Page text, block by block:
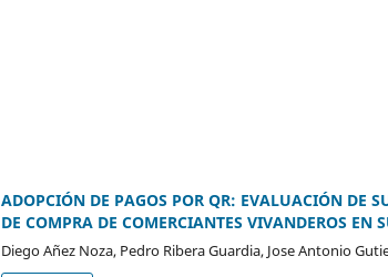
ADOPCIÓN DE PAGOS POR QR: EVALUACIÓN DE
DE COMPRA DE COMERCIANTES VIVANDEROS EN
Diego Añez Noza, Pedro Ribera Guardia, Jose Antonio